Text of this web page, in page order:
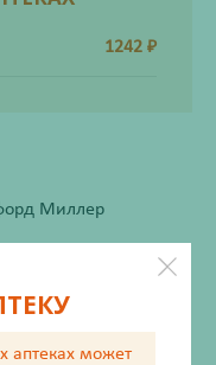
1242 ₽
Миллер
аптеках может